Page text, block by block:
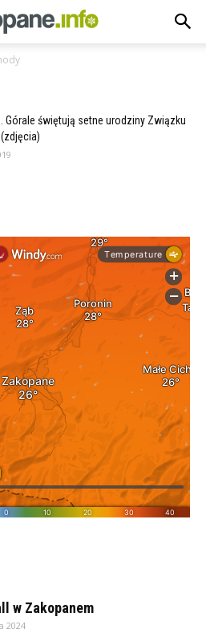
Górale świętują setne urodziny Związku
w Zakopanem
2024